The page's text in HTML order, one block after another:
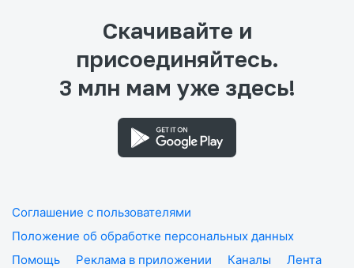
Скачивайте и
присоединяйтесь.
3 млн мам уже здесь!
Соглашение с пользователями
Положение об обработке персональных данных
Помощь
Реклама в приложении Каналы
Лента